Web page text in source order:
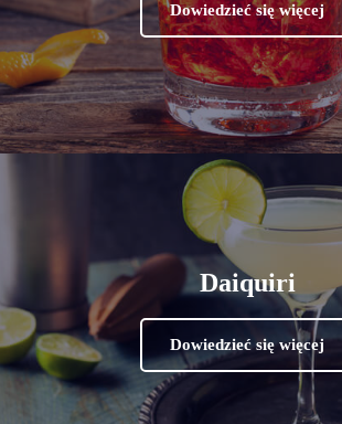
Dowiedzieć się więcej
Daiquiri
Dowiedzieć się więcej